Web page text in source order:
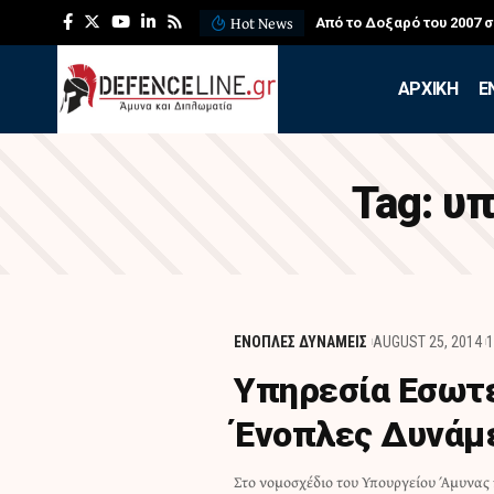
Hot News Από το Δοξαρό του 2007
APXIKH
Tag:
ΕΝΟΠΛΕΣ ΔΥΝΑΜΕΙΣ AUGUST 25, 2014
Υπηρεσία
Ένοπλες
Στο νομοσχέδιο του Υπουργείου
Δημήτρης Αβραμόπουλος, στις